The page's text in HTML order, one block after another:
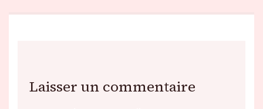
Laisser un commentaire